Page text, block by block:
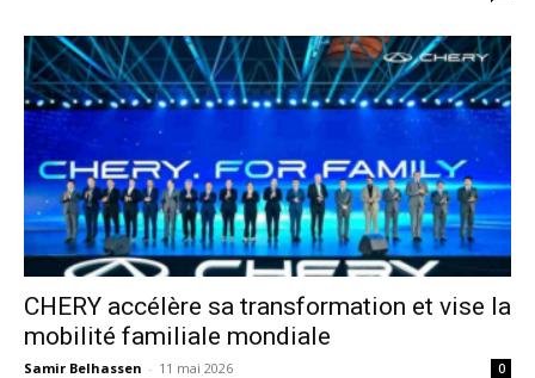
CHERY accélère sa transformation et vise la
mobilité familiale mondiale
Samir Belhassen - 11 mai 2026 0